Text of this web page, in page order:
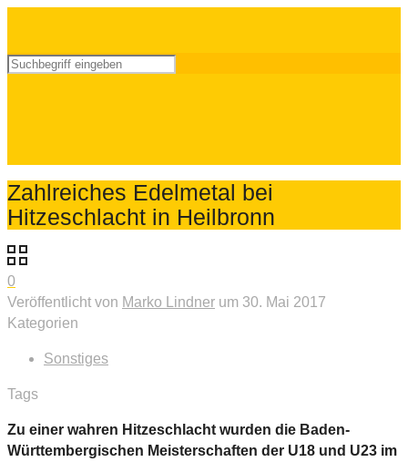
Zahlreiches Edelmetal bei
Hitzeschlacht in Heilbronn
0
Veröffentlicht von Marko Lindner um 30. Mai 2017
Kategorien
Sonstiges
Tags
Zu einer wahren Hitzeschlacht wurden die Baden-
Württembergischen Meisterschaften der U18 und U23 im